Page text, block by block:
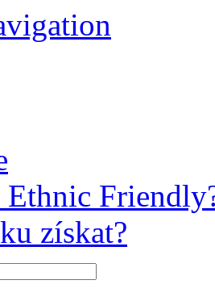
Ethnic
získat?